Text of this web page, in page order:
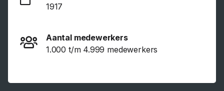
1917
Aantal medewerkers
1.000 t/m 4.999 medewerkers